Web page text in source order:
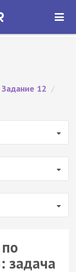
ОТКРЫТЬ
Задание 12 /
задача